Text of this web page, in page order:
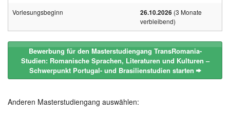
Vorlesungsbeginn 26.10.2026(3 Monate
verbleibend)
Bewerbung für den Masterstudiengang TransRomania-
Studien: Romanische Sprachen, Literaturen und Kulturen –
Schwerpunkt Portugal- und Brasilienstudien starten
Anderen Masterstudiengang auswählen: